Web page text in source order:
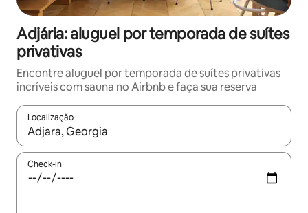
Adjária: aluguel por temporada de suítes
privativas
Encontre aluguel por temporada de suítes privativas
incríveis com sauna no Airbnb e faça sua reserva
Localização
Quando os resultados estiverem disponíveis, explore-os
Check-in